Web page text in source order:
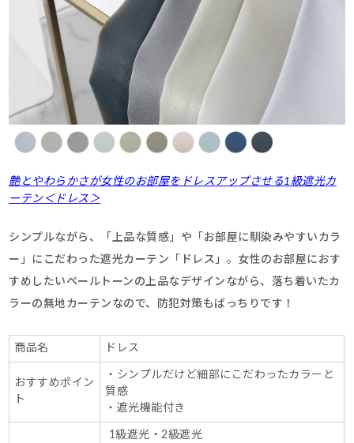
艶とやわらかさが女性のお部屋をドレスアップさせる1級遮光カ
ーテン＜ドレス＞
シンプルながら、「上品な質感」や「お部屋に馴染みやすいカラ
ー」にこだわった遮光カーテン「ドレス」。女性のお部屋におす
すめしたいペールトーンの上品なデザインながら、落ち着いたカ
ラーの無地カーテンなので、防犯対策もばっちりです！
商品名 ドレス
おすすめポイン
ト
・シンプルだけど細部にこだわったカラーと
質感
・遮光機能付き
1級遮光・2級遮光